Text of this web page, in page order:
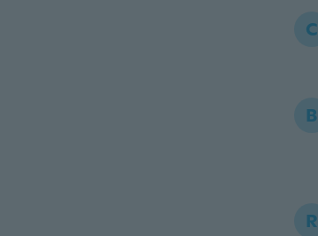
C
B
R